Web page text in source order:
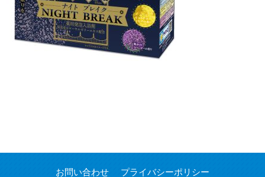
お問い合わせ プライバシーポリシー